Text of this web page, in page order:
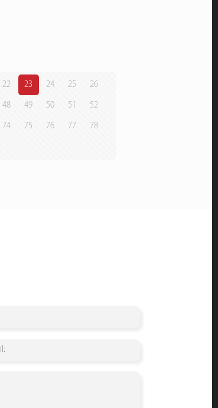
22 23 24 25 26
48 49 50 51 52
74 75 76 77 78